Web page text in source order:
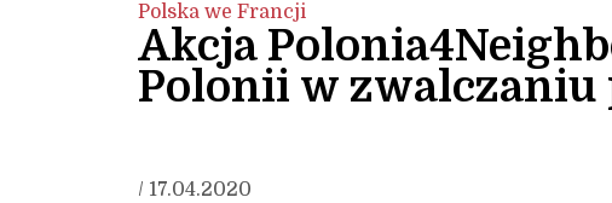
Polska we Francji
Akcja
Polonii w zwalczaniu
/ 17.04.2020